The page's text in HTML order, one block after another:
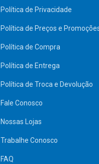
Política de Privacidade
Política de Preços e
Política de Compra
Política de Entrega
Política de Troca e Devolução
Fale Conosco
Nossas Lojas
Trabalhe Conosco
FAQ